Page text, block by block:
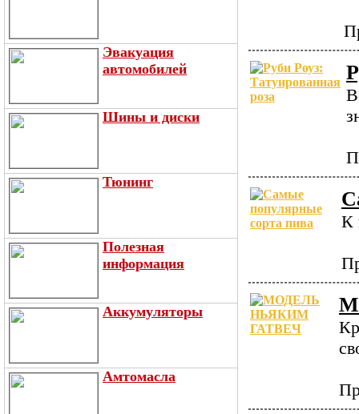
Эвакуация
автомобилей
Шины и диски
Тюнинг
Полезная
информация
Аккумуляторы
Амтомасла
К